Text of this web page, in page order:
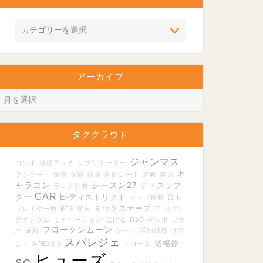
アーカイブ
タグクラウド
コンボ 最終アンチ レプリケーター ジャンマス
アンケート 環境 欠陥 開発 内部レート 遮蔽 実力
キ
ャラコン
ランク分布 シーズン27 ディスラプ
ター CAR E-ディストリクト マップ移動
日本
プレイヤー数
BF6 変更 ミックステープ 刀
丸グレ
クオンタム
モチベーション 逃げる DbD デスボ
ブラ
ハ 確殺 ブロークンムーン シーラ 詳細感度
サウ
ンド
APEX2.0 スパレジェ トロール 増幅器